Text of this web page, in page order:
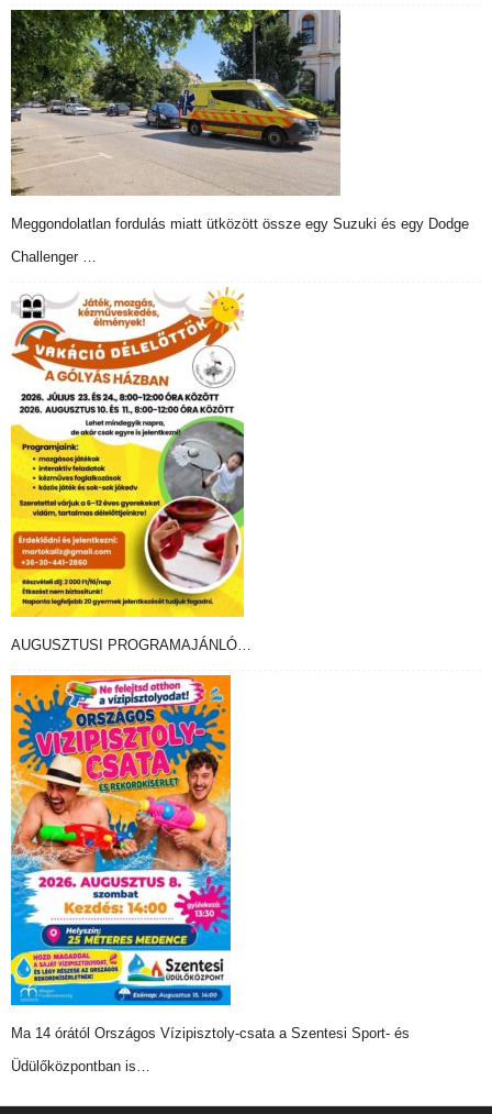
Meggondolatlan fordulás miatt ütközött össze egy Suzuki és egy Dodge
Challenger …
AUGUSZTUSI PROGRAMAJÁNLÓ…
Ma 14 órától Országos Vízipisztoly-csata a Szentesi Sport- és
Üdülőközpontban is…